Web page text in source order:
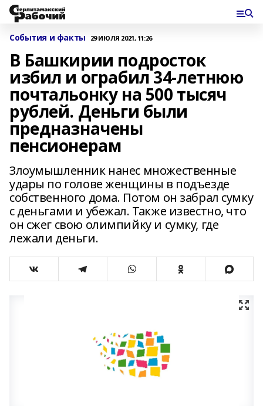
События и факты 29 ИЮЛЯ 2021, 11:26
В Башкирии подросток
избил и ограбил 34-летнюю
почтальонку на 500 тысяч
рублей. Деньги были
предназначены
пенсионерам
Злоумышленник нанес множественные
удары по голове женщины в подъезде
собственного дома. Потом он забрал сумку
с деньгами и убежал. Также известно, что
он сжег свою олимпийку и сумку, где
лежали деньги.